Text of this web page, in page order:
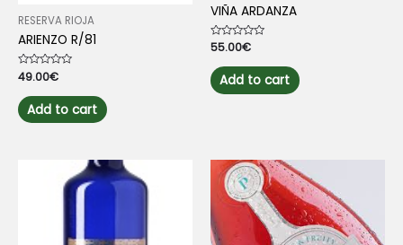
RESERVA RIOJA
ARIENZO R/81
Rated
0
out
of
5
49.00€
Add to cart
VIÑA ARDANZA
Rated
out
of
5
55.00€
Add to cart